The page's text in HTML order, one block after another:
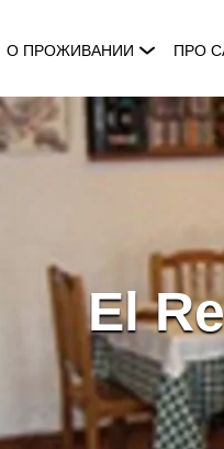
О ПРОЖИВАНИИ ПРО
El